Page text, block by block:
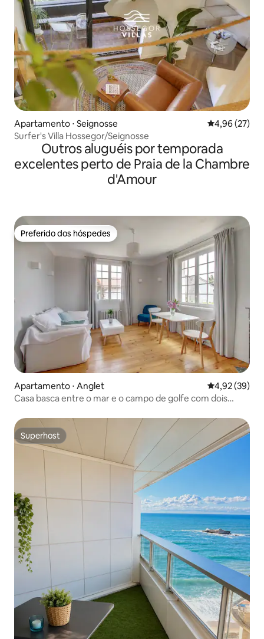
Apartamento ⋅ Seignosse 4,96 de uma
4,96 (27)
Surfer's Villa Hossegor/Seignosse
Outros aluguéis por temporada
excelentes perto de Praia de la Chambre
d'Amour
Preferido dos hóspedes
Preferido dos hóspedes
Apartamento ⋅ Anglet 4,92 de uma
4,92 (39)
Casa basca entre o mar e o campo de golfe com dois
Superhost
Superhost